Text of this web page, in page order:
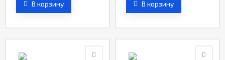
В корзину В корзину